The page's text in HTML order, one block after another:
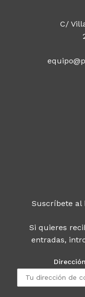
C/
Suscríbete al
Si quieres
entradas,